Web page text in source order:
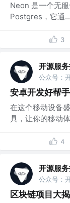
Neon 是一个无
Postgres，它通...
3
开源服
安卓开发好帮
在这个移动设备
具，让你的移动
4
开源服
区块链项目大